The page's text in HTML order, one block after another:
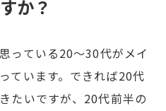
か？
っている20～30代がメイ
ています。できれば20代
たいですが、20代前半の